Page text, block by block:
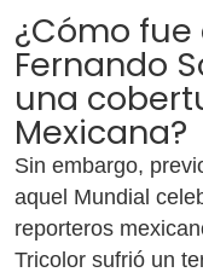
¿Cómo
Fernando
una
Mexicana?
Sin embargo,
aquel Mundial
reporteros
Tricolor sufrió un